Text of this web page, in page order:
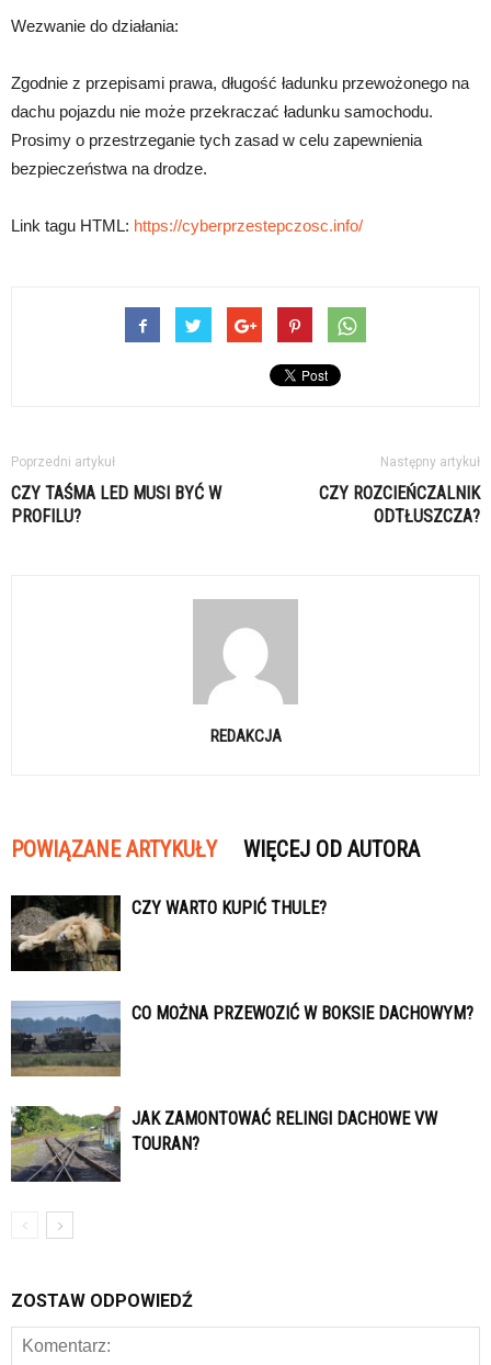
Wezwanie do działania:
Zgodnie z przepisami prawa, długość ładunku przewożonego na
dachu pojazdu nie może przekraczać ładunku samochodu.
Prosimy o przestrzeganie tych zasad w celu zapewnienia
bezpieczeństwa na drodze.
Link tagu HTML: https://cyberprzestepczosc.info/
Poprzedni artykuł
CZY TAŚMA LED MUSI BYĆ W
PROFILU?
Następny artykuł
CZY ROZCIEŃCZALNIK
ODTŁUSZCZA?
REDAKCJA
POWIĄZANE ARTYKUŁY WIĘCEJ OD AUTORA
CZY WARTO KUPIĆ THULE?
CO MOŻNA PRZEWOZIĆ W BOKSIE DACHOWYM?
JAK ZAMONTOWAĆ RELINGI DACHOWE VW
TOURAN?
ZOSTAW ODPOWIEDŹ